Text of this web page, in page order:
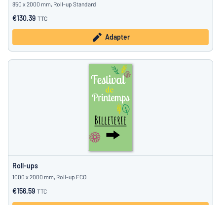
850 x 2000 mm, Roll-up Standard
€130.39 TTC
Adapter
Roll-ups
1000 x 2000 mm, Roll-up ECO
€156.59 TTC